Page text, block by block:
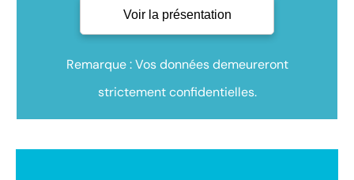
Remarque : Vos données demeureront
strictement confidentielles.